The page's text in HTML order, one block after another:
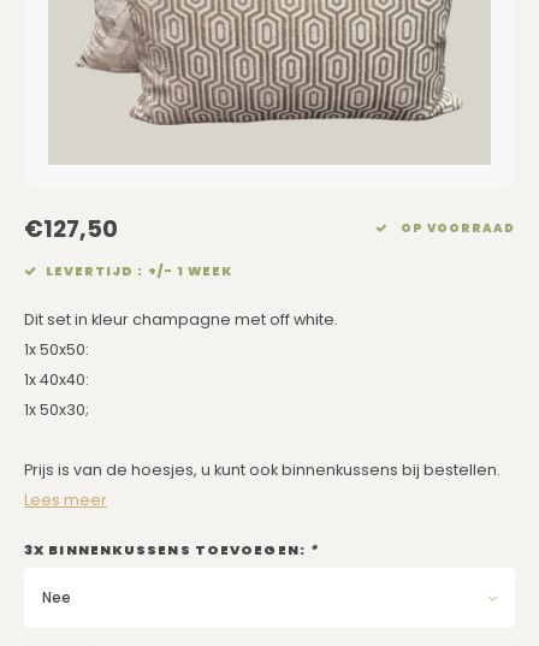
Eetkamerstoelen
Barkrukken
Rechthoekige Lampenkappen
Schuine Lampenkappen
Pet Lampenkappen
Kussens Roze
Kussens Goud
Kussens SALE
Dienbladen / Schalen
Zuilen
Spiegels
Onderhoudsmiddelen
Kadobon
€127,50 OP VOORRAAD
LEVERTIJD : +/- 1 WEEK
Dit set in kleur champagne met off white.
1x 50x50:
1x 40x40:
1x 50x30;
Prijs is van de hoesjes, u kunt ook binnenkussens bij bestellen.
Lees meer
3X BINNENKUSSENS TOEVOEGEN: *
Nee